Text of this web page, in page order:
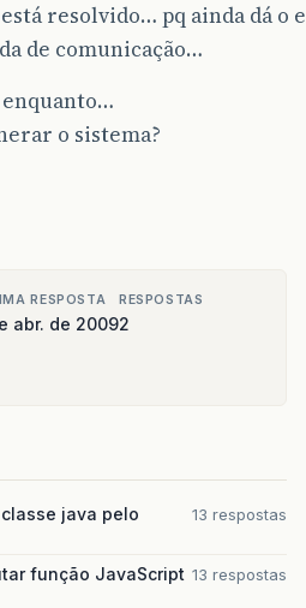
resolvido… pq ainda dá o
de comunicação…
o sistema?
RESPOSTA
abr. de 2009
RESPOSTAS
2
java pelo
13 respostas
função JavaScript 13 respostas